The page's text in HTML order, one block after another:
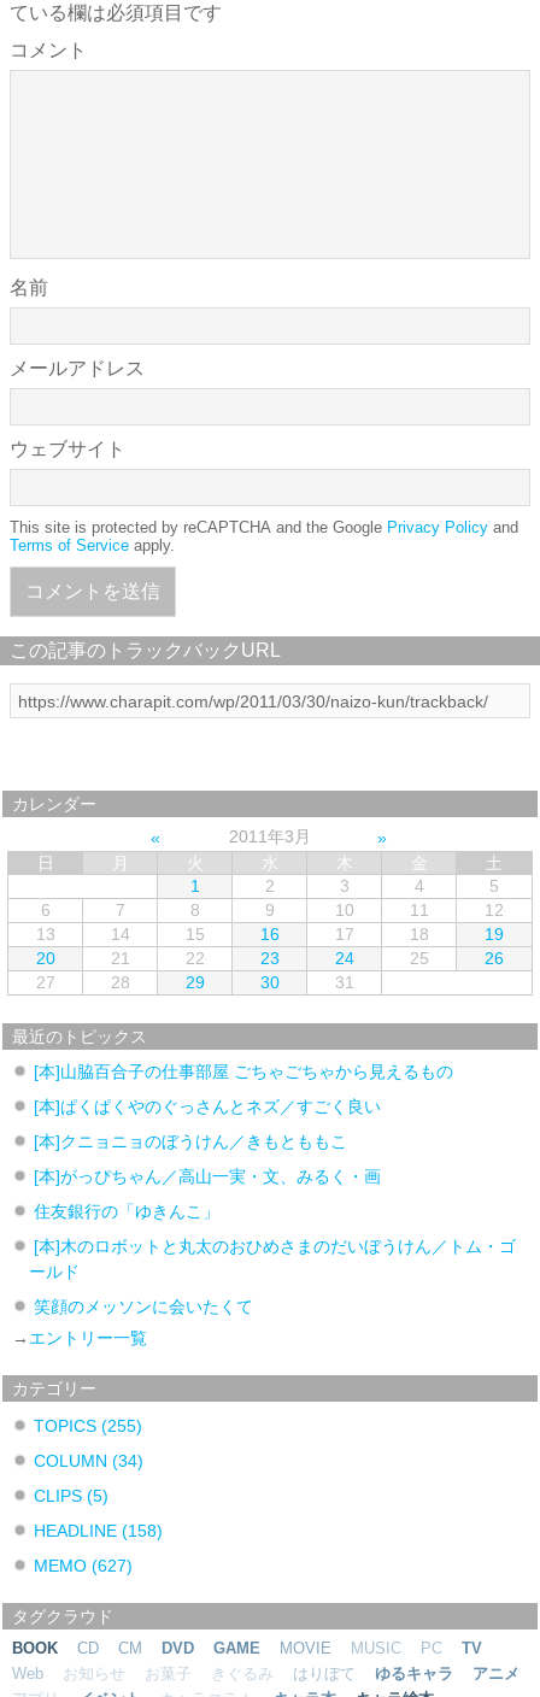
ている欄は必須項目です
コメント
名前
メールアドレス
ウェブサイト
This site is protected by reCAPTCHA and the Google Privacy Policy and
Terms of Service apply.
この記事のトラックバックURL
カレンダー
2011年3月
日
月 火 水 木 金
土
1
2 3 4
5
6
7 8 9 10 11
12
13
14 15 16 17 18
19
20
21 22 23 24 25
26
27
28 29 30 31
最近のトピックス
[本]山脇百合子の仕事部屋 ごちゃごちゃから見えるもの
[本]ぱくぱくやのぐっさんとネズ／すごく良い
[本]クニョニョのぼうけん／きもとももこ
[本]がっぴちゃん／高山一実・文、みるく・画
住友銀行の「ゆきんこ」
[本]木のロボットと丸太のおひめさまのだいぼうけん／トム・ゴ
ールド
笑顔のメッソンに会いたくて
→ エントリー一覧
カテゴリー
TOPICS (255)
COLUMN (34)
CLIPS (5)
HEADLINE (158)
MEMO (627)
タグクラウド
BOOK CD CM DVD GAME MOVIE MUSIC PC
TV
Web
お知らせ お菓子 きぐるみ はりぼて ゆるキャラ
アニメ